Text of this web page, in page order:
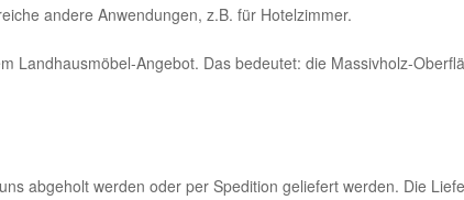
andere Anwendungen, z.B. für Hotelzimmer.
Landhausmöbel-Angebot. Das bedeutet: die Massivholz-
abgeholt werden oder per Spedition geliefert werden. Die